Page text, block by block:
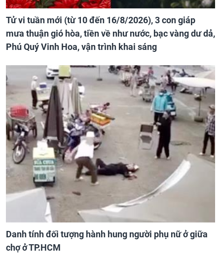
Tử vi tuần mới (từ 10 đến 16/8/2026), 3 con giáp
mưa thuận gió hòa, tiền về như nước, bạc vàng dư dả,
Phú Quý Vinh Hoa, vận trình khai sáng
Danh tính đối tượng hành hung người phụ nữ ở giữa
chợ ở TP.HCM